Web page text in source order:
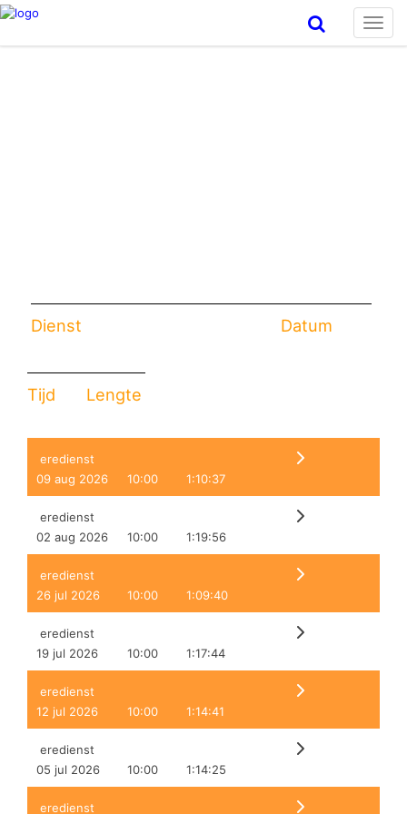
Dienst Datum
Tijd Lengte
eredienst
09 aug 2026
10:00 1:10:37
eredienst
02 aug 2026
10:00 1:19:56
eredienst
26 jul 2026
10:00 1:09:40
eredienst
19 jul 2026
10:00 1:17:44
eredienst
12 jul 2026
10:00 1:14:41
eredienst
05 jul 2026
10:00 1:14:25
eredienst